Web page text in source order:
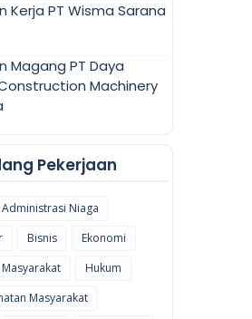
Kerja PT Wisma Sarana
Magang PT Daya
Machinery
Pekerjaan
Administrasi Niaga
Bisnis
Ekonomi
Hukum
Masyarakat